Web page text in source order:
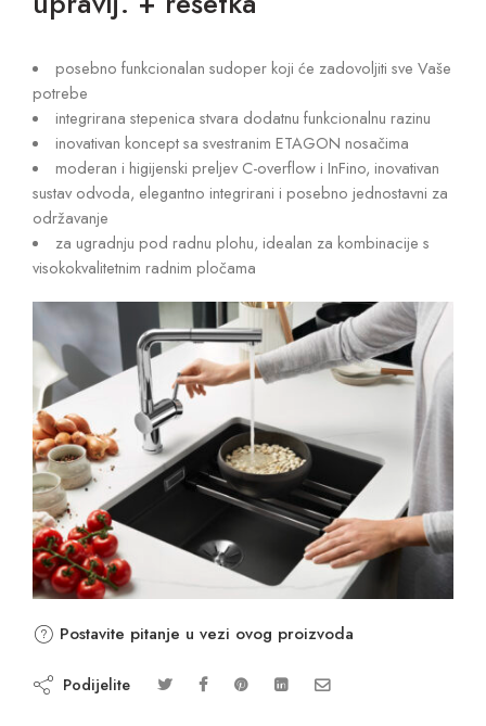
posebno funkcionalan sudoper koji će zadovoljiti sve Vaše
potrebe
integrirana stepenica stvara dodatnu funkcionalnu razinu
inovativan koncept sa svestranim ETAGON nosačima
moderan i higijenski preljev C-overflow i InFino, inovativan
sustav odvoda, elegantno integrirani i posebno jednostavni za
održavanje
za ugradnju pod radnu plohu, idealan za kombinacije s
visokokvalitetnim radnim pločama
Postavite pitanje u vezi ovog proizvoda
Podijelite